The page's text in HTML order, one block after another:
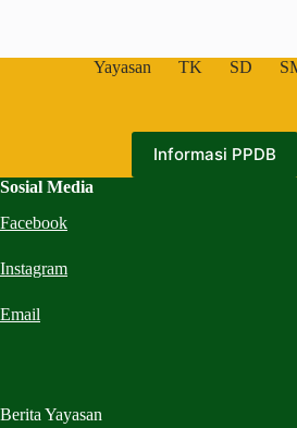
Yayasan TK SD
Informasi PPDB
Sosial Media
Facebook
Instagram
Email
Berita Yayasan